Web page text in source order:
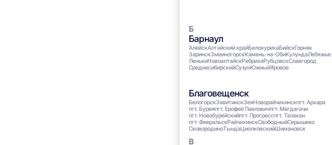
Барнаул
АлейскАлтайский крайБелокурихаБийскГорняк
ЗаринскЗмеиногорскКамень-на-ОбиКулундаЛебяжье
ЛенькиНовоалтайскРебрихаРубцовскСлавгород
СреднесибирскийСузунЮжныйЯровое
Благовещенск
БелогорскЗавитинскЗеяНоворайчихинскпгт. Архара
пгт. Буреяпгт. Ерофей Павловичпгт. Магдагачи
пгт. Новобурейскийпгт. Прогресспгт. Талакан
пгт. ФевральскРайчихинскСвободныйСерышево
СковородиноТындаЦиолковскийШимановск